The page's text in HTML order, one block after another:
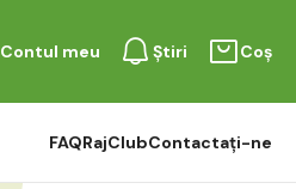
Contul meu Știri Coș
FAQRajClubContactați-ne